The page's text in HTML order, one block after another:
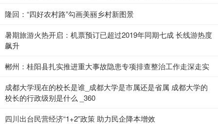
隆回：“四好农村路”勾画美丽乡村新图景
暑期旅游火热开启：机票预订已超过2019年同期七成 长线游热度
飙升
郴州：桂阳县扎实推进重大事故隐患专项排查整治工作走深走实
成都大学现在的校长是谁_成都大学是市属还是省属 成都大学的
校长的行政级别是什么 _360
四川出台民营经济“1+2”政策 助力民企降本增效